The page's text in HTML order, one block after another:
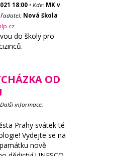
18:00 • Kde: MK v
Nová škola
do školy pro
OD
Další informace:
Prahy svátek té
Vydejte se na
nově